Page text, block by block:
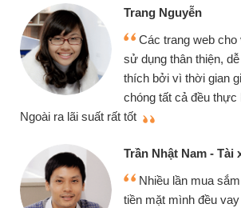
Trang Nguyễn
Các trang web cho
sử dụng thân thiện,
thích bởi vì thời gian
chóng tất cả đều thực
Ngoài ra lãi suất rất tốt
Trần Nhật Nam - Tài
Nhiều lần mua
tiền mặt mình đều